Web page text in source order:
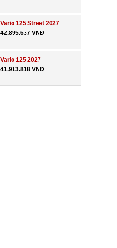
Vario 125 Street 2027
42.895.637 VNĐ
Vario 125 2027
41.913.818 VNĐ